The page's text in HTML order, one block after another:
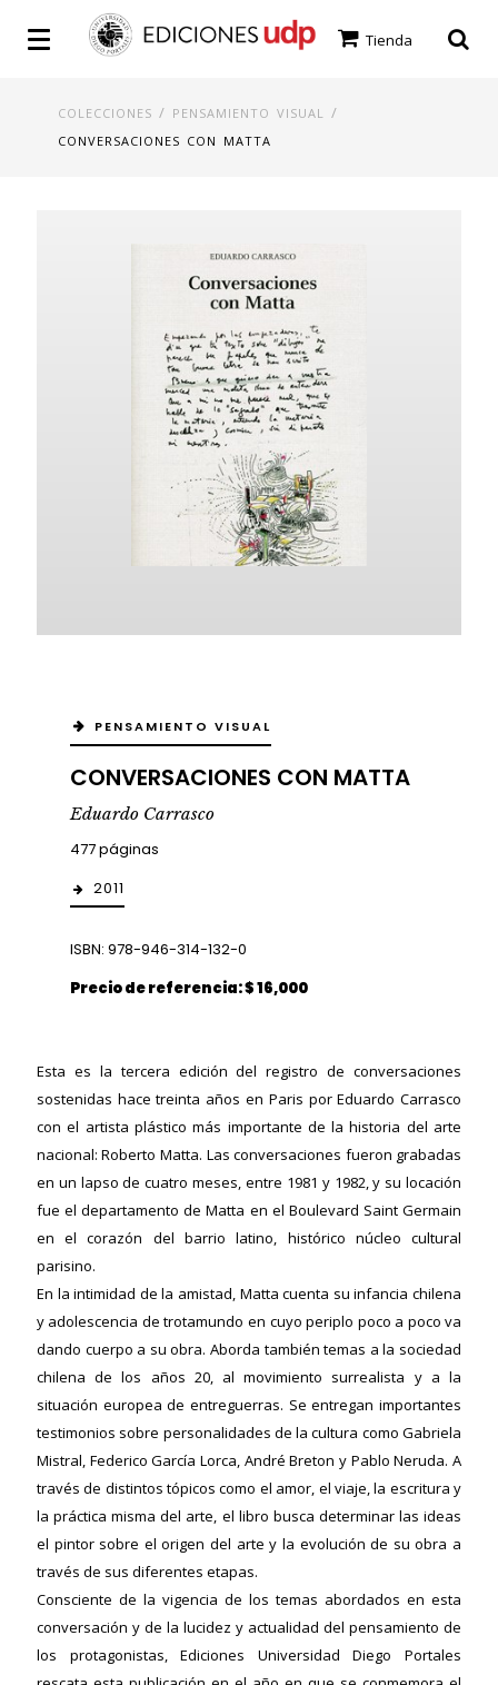
Tienda
COLECCIONES / PENSAMIENTO VISUAL /
CONVERSACIONES CON MATTA
PENSAMIENTO VISUAL
CONVERSACIONES CON MATTA
Eduardo Carrasco
477 páginas
2011
ISBN: 978-946-314-132-0
Precio de referencia: $ 16,000
Esta es la tercera edición del registro de conversaciones
sostenidas hace treinta años en Paris por Eduardo Carrasco
con el artista plástico más importante de la historia del arte
nacional: Roberto Matta. Las conversaciones fueron grabadas
en un lapso de cuatro meses, entre 1981 y 1982, y su locación
fue el departamento de Matta en el Boulevard Saint Germain
en el corazón del barrio latino, histórico núcleo cultural
parisino.
En la intimidad de la amistad, Matta cuenta su infancia chilena
y adolescencia de trotamundo en cuyo periplo poco a poco va
dando cuerpo a su obra. Aborda también temas a la sociedad
chilena de los años 20, al movimiento surrealista y a la
situación europea de entreguerras. Se entregan importantes
testimonios sobre personalidades de la cultura como Gabriela
Mistral, Federico García Lorca, André Breton y Pablo Neruda. A
través de distintos tópicos como el amor, el viaje, la escritura y
la práctica misma del arte, el libro busca determinar las ideas
el pintor sobre el origen del arte y la evolución de su obra a
través de sus diferentes etapas.
Consciente de la vigencia de los temas abordados en esta
conversación y de la lucidez y actualidad del pensamiento de
los protagonistas, Ediciones Universidad Diego Portales